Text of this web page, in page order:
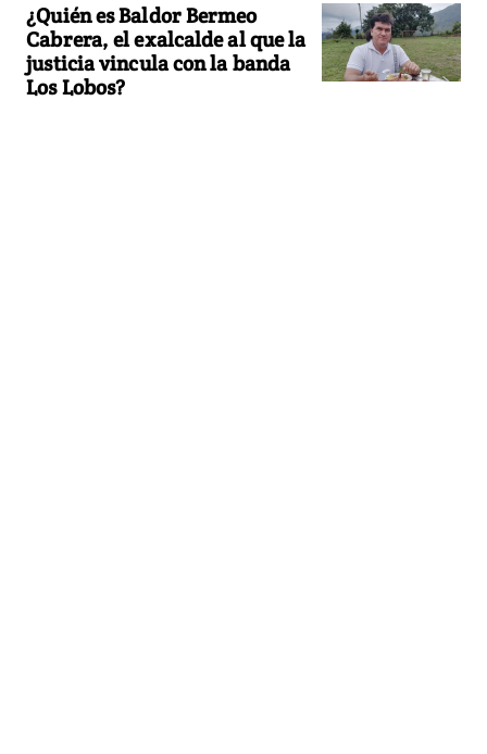
¿Quién es Baldor Bermeo
Cabrera, el exalcalde al que la
justicia vincula con la banda
Los Lobos?